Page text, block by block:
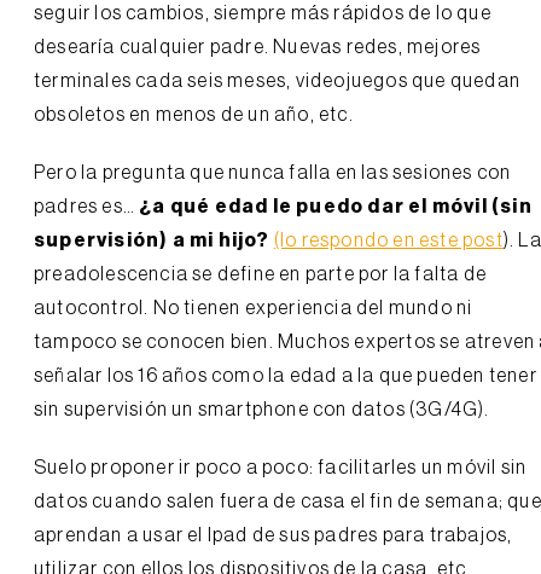
seguir los cambios, siempre más rápidos de lo que
desearía cualquier padre. Nuevas redes, mejores
terminales cada seis meses, videojuegos que quedan
obsoletos en menos de un año, etc.
Pero la pregunta que nunca falla en las sesiones con
padres es… ¿a qué edad le puedo dar el móvil (sin
supervisión) a mi hijo? (lo respondo en este post). La
preadolescencia se define en parte por la falta de
autocontrol. No tienen experiencia del mundo ni
tampoco se conocen bien. Muchos expertos se atreven
señalar los 16 años como la edad a la que pueden tener
sin supervisión un smartphone con datos (3G/4G).
Suelo proponer ir poco a poco: facilitarles un móvil sin
datos cuando salen fuera de casa el fin de semana; que
aprendan a usar el Ipad de sus padres para trabajos,
utilizar con ellos los dispositivos de la casa, etc.